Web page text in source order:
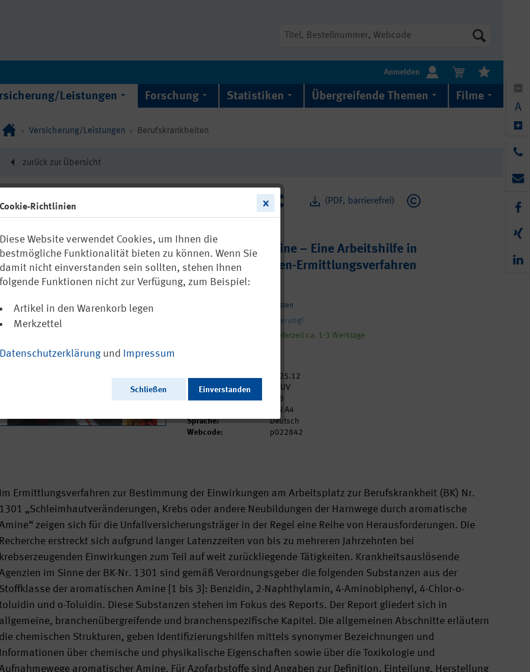
Anmelden
Leistungen Forschung Statistiken Übergreifende Themen Filme
Versicherung/Leistungen Berufskrankheiten
zurück zur Übersicht
(PDF, barrierefrei)
Aromatische Amine – Eine Arbeitshilfe in
Berufskrankheiten-Ermittlungsverfahren
zzgl. Versandkosten
Versandkostenfreie Lieferung!
Sofort versandfertig, Lieferzeit ca. 1-3 Werktage
Ausgabedatum:
2025.12
Herausgeber:
DGUV
Seitenzahl:
218
DIN A4
Sprache:
Deutsch
Webcode:
p022842
Im Ermittlungsverfahren zur Bestimmung der Einwirkungen am Arbeitsplatz zur Berufskrankheit (BK) Nr.
1301 „Schleimhautveränderungen, Krebs oder andere Neubildungen der Harnwege durch aromatische
zeigen sich für die Unfallversicherungsträger in der Regel eine Reihe von Herausforderungen. Die
Recherche erstreckt sich aufgrund langer Latenzzeiten von bis zu mehreren Jahrzehnten bei
krebserzeugenden Einwirkungen zum Teil auf weit zurückliegende Tätigkeiten. Krankheitsauslösende
im Sinne der BK-Nr. 1301 sind gemäß Verordnungsgeber die folgenden Substanzen aus der
Stoffklasse der aromatischen Amine [1 bis 3]: Benzidin, 2-Naphthylamin, 4-Aminobiphenyl, 4-Chlor-o-
und o-Toluidin. Diese Substanzen stehen im Fokus des Reports. Der Report gliedert sich in
allgemeine, branchenübergreifende und branchenspezifische Kapitel. Die allgemeinen Abschnitte erläutern
die chemischen Strukturen, geben Identifizierungshilfen mittels synonymer Bezeichnungen und
Informationen über chemische und physikalische Eigenschaften sowie über die Toxikologie und
aromatischer Amine. Für Azofarbstoffe sind Angaben zur Definition, Einteilung, Herstellung
A
Cookie-Richtlinien
Diese Website verwendet Cookies, um Ihnen die
bestmögliche Funktionalität bieten zu können. Wenn Sie
damit nicht einverstanden sein sollten, stehen Ihnen
folgende Funktionen nicht zur Verfügung, zum Beispiel:
Artikel in den Warenkorb legen
Merkzettel
Datenschutzerklärung und Impressum
Schließen Einverstanden